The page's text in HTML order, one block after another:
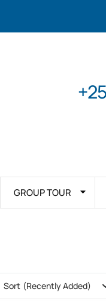
GROUP TOUR
Sort (Recently Added)